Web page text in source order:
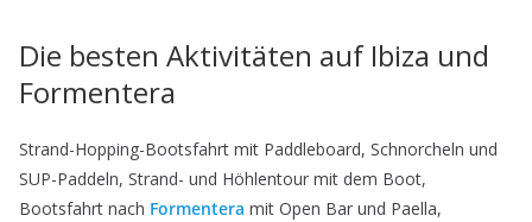
Die besten Aktivitäten auf Ibiza und
Formentera
Strand-Hopping-Bootsfahrt mit Paddleboard, Schnorcheln und
SUP-Paddeln, Strand- und Höhlentour mit dem Boot,
Bootsfahrt nach Formentera mit Open Bar und Paella,